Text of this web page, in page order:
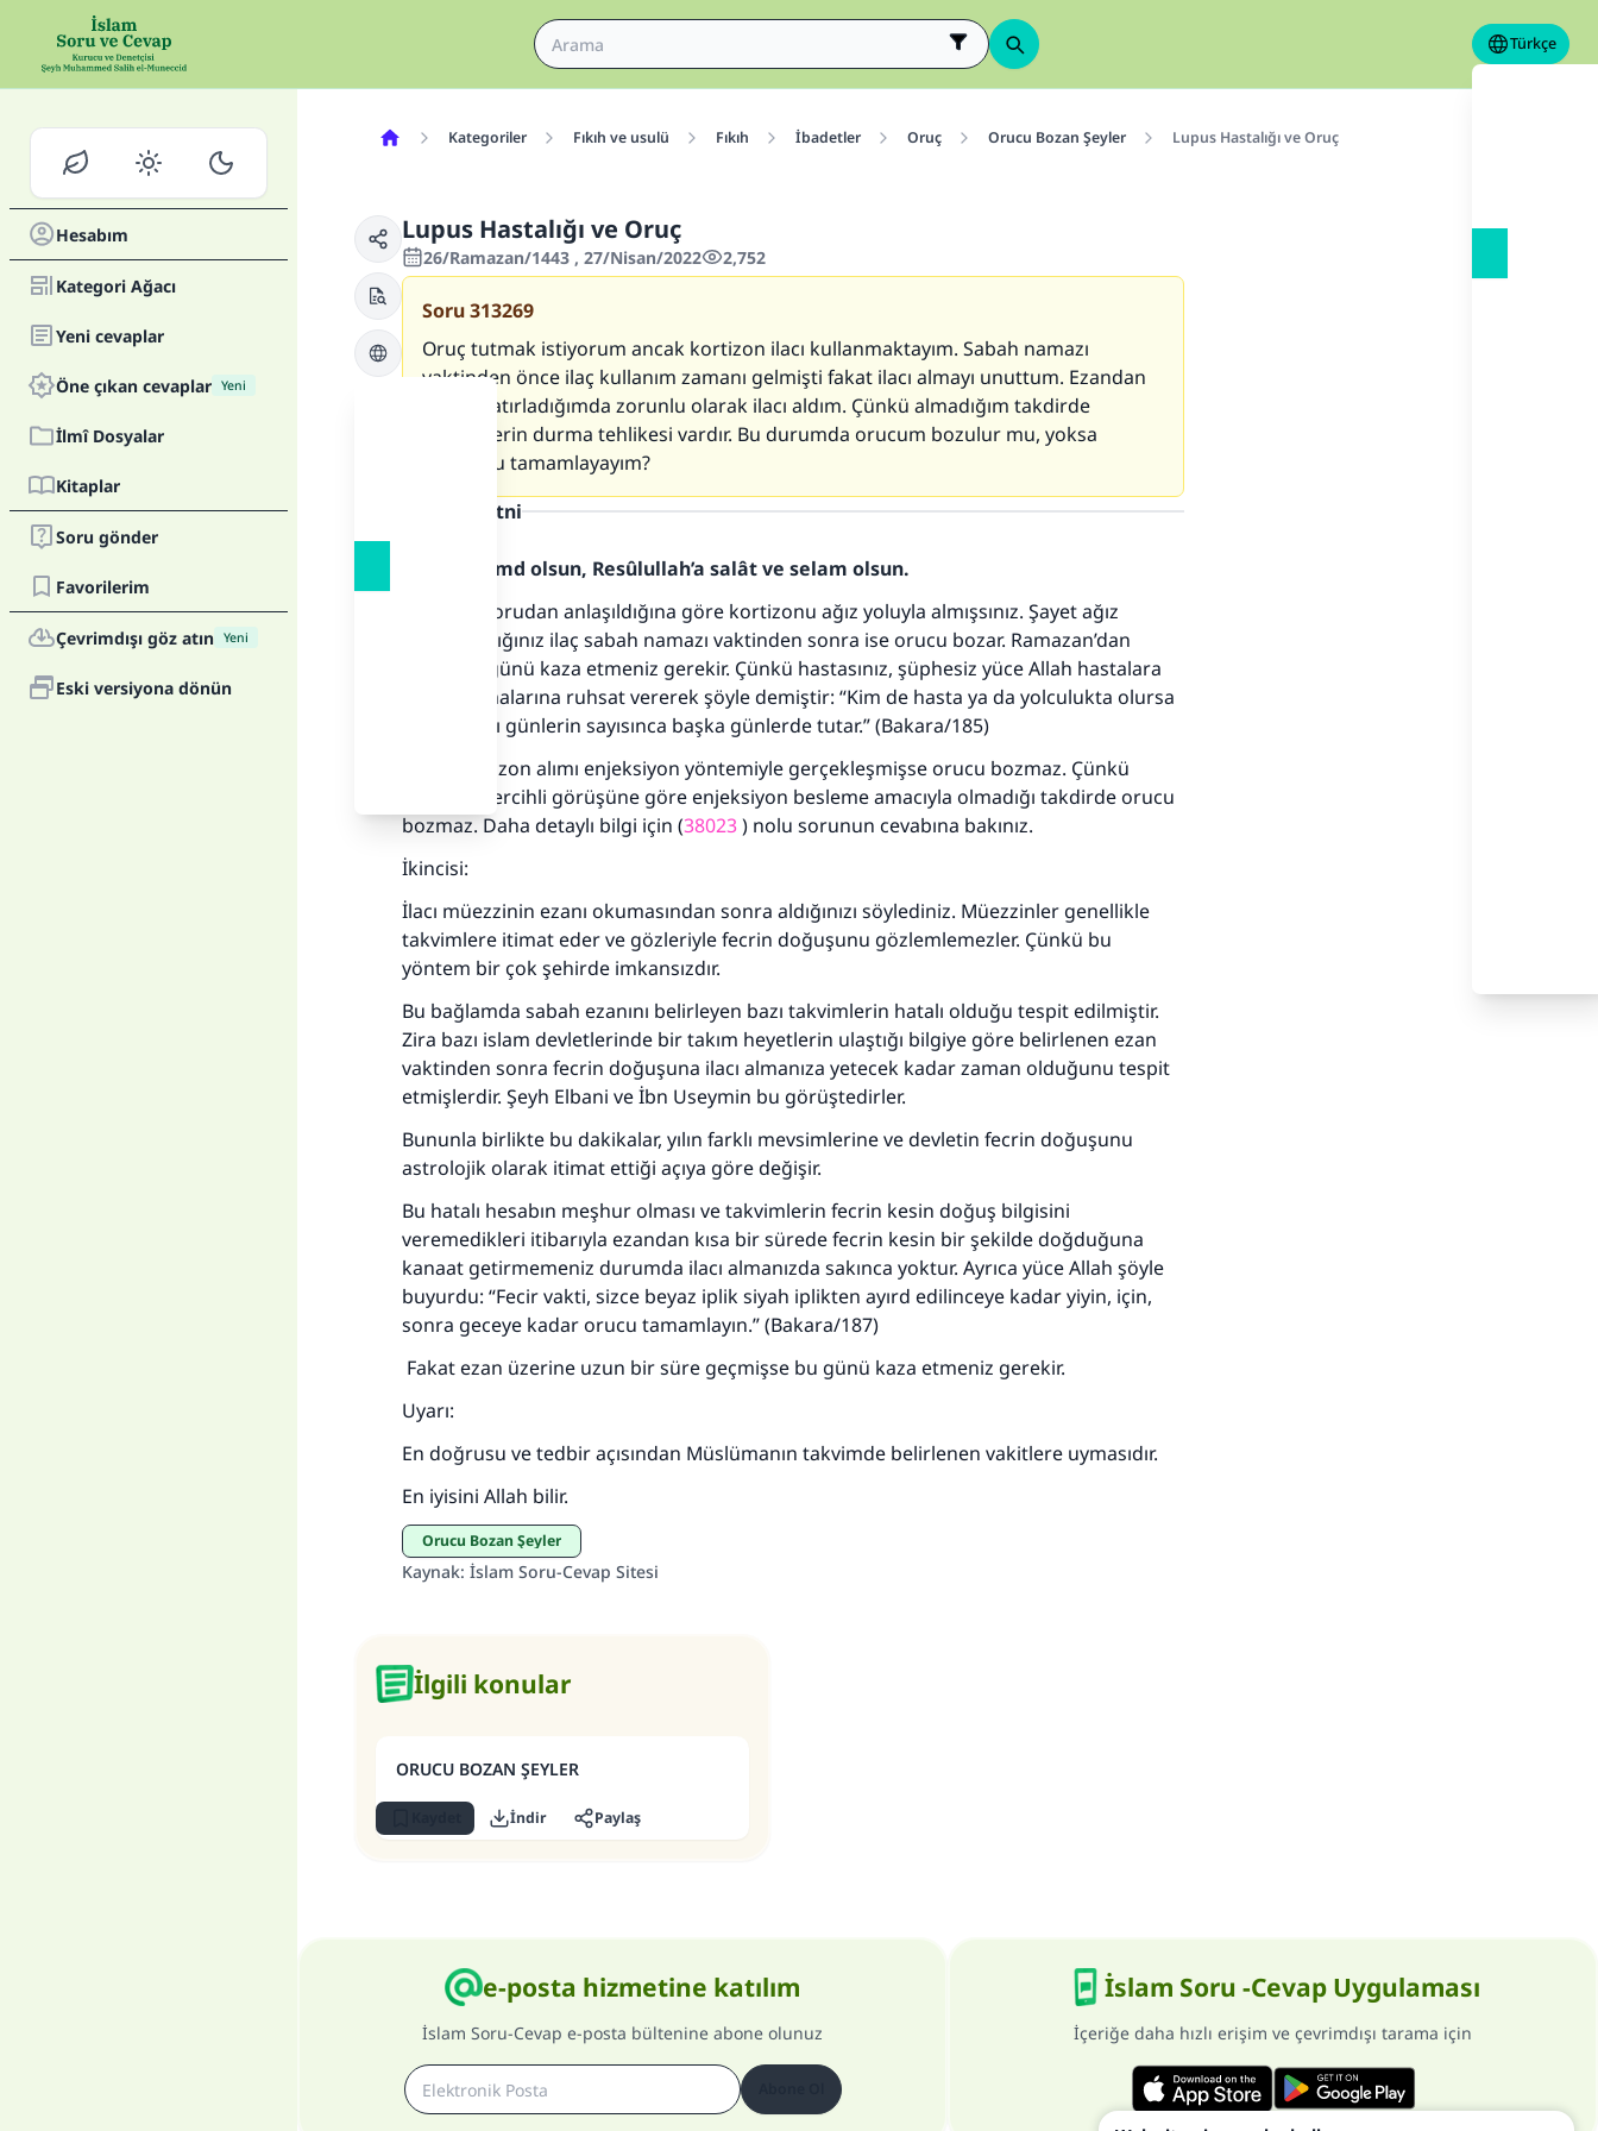
Türkçe
Hesabım
Kategori Ağacı
Yeni cevaplar
Öne çıkan cevaplar Yeni
İlmî Dosyalar
Kitaplar
Soru gönder
Favorilerim
Çevrimdışı göz atın Yeni
Eski versiyona dönün
Kategoriler Fıkıh ve usulü Fıkıh İbadetler Oruç Orucu Bozan Şeyler Lupus Hastalığı ve Oruç
Lupus Hastalığı ve Oruç
26/Ramazan/1443 , 27/Nisan/2022 2,752
Soru313269
Oruç tutmak istiyorum ancak kortizon ilacı kullanmaktayım. Sabah namazı
vaktinden önce ilaç kullanım zamanı gelmişti fakat ilacı almayı unuttum. Ezandan
sonra hatırladığımda zorunlu olarak ilacı aldım. Çünkü almadığım takdirde
böbreklerin durma tehlikesi vardır. Bu durumda orucum bozulur mu, yoksa
orucumu tamamlayayım?
Cevap metni
Allah'a hamd olsun, Resûlullah’a salât ve selam olsun.
Birincisi: Sorudan anlaşıldığına göre kortizonu ağız yoluyla almışsınız. Şayet ağız
yoluyla aldığınız ilaç sabah namazı vaktinden sonra ise orucu bozar. Ramazan’dan
sonra bu günü kaza etmeniz gerekir. Çünkü hastasınız, şüphesiz yüce Allah hastalara
oruç bozmalarına ruhsat vererek şöyle demiştir: “Kim de hasta ya da yolculukta olursa
tutamadığı günlerin sayısınca başka günlerde tutar.” (Bakara/185)
Şayet kortizon alımı enjeksiyon yöntemiyle gerçekleşmişse orucu bozmaz. Çünkü
alimlerin tercihli görüşüne göre enjeksiyon besleme amacıyla olmadığı takdirde orucu
bozmaz. Daha detaylı bilgi için (38023) nolu sorunun cevabına bakınız.
İkincisi:
İlacı müezzinin ezanı okumasından sonra aldığınızı söylediniz. Müezzinler genellikle
takvimlere itimat eder ve gözleriyle fecrin doğuşunu gözlemlemezler. Çünkü bu
yöntem bir çok şehirde imkansızdır.
Bu bağlamda sabah ezanını belirleyen bazı takvimlerin hatalı olduğu tespit edilmiştir.
Zira bazı islam devletlerinde bir takım heyetlerin ulaştığı bilgiye göre belirlenen ezan
vaktinden sonra fecrin doğuşuna ilacı almanıza yetecek kadar zaman olduğunu tespit
etmişlerdir. Şeyh Elbani ve İbn Useymin bu görüştedirler.
Bununla birlikte bu dakikalar, yılın farklı mevsimlerine ve devletin fecrin doğuşunu
astrolojik olarak itimat ettiği açıya göre değişir.
Bu hatalı hesabın meşhur olması ve takvimlerin fecrin kesin doğuş bilgisini
veremedikleri itibarıyla ezandan kısa bir sürede fecrin kesin bir şekilde doğduğuna
kanaat getirmemeniz durumda ilacı almanızda sakınca yoktur. Ayrıca yüce Allah şöyle
buyurdu: “Fecir vakti, sizce beyaz iplik siyah iplikten ayırd edilinceye kadar yiyin, için,
sonra geceye kadar orucu tamamlayın.” (Bakara/187)
Fakat ezan üzerine uzun bir süre geçmişse bu günü kaza etmeniz gerekir.
Uyarı:
En doğrusu ve tedbir açısından Müslümanın takvimde belirlenen vakitlere uymasıdır.
En iyisini Allah bilir.
Orucu Bozan Şeyler
Kaynak: İslam Soru-Cevap Sitesi
İlgili konular
ORUCU BOZAN ŞEYLER
İndir Paylaş
e-posta hizmetine katılım
İslam Soru-Cevap e-posta bültenine abone olunuz
İslam Soru -Cevap Uygulaması
İçeriğe daha hızlı erişim ve çevrimdışı tarama için
110845 Nolu Cevap, bir evliliği kurtardı.
Ümmete cevapları ulaştırmak için bizi destekle
Her kim bir hayra yol gösterirse , hayrı yapan kişinin sevabı kadar
ona sevap yazılır.
(MUSLIM 1893)
Şimdi katkı yapın!